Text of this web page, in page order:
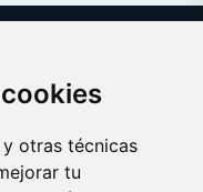
otras técnicas
tu